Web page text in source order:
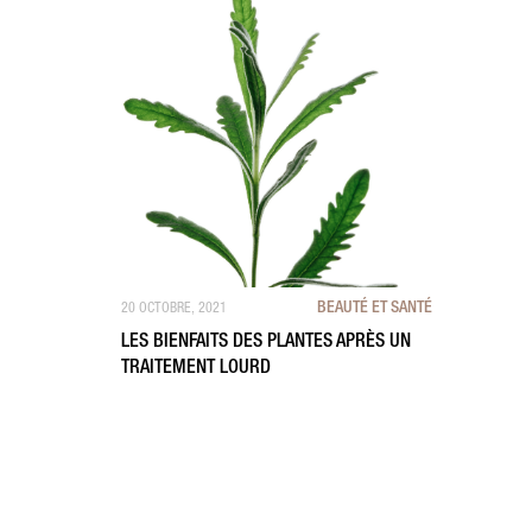
20 OCTOBRE, 2021 BEAUTÉ ET SANTÉ
LES BIENFAITS DES PLANTES APRÈS UN
TRAITEMENT LOURD